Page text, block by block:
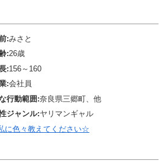
:みさと
:26歳
:156～160
:会社員
行動範囲:奈良県三郷町、他
ジャンル:ヤリマンギャル
に色々教えてください☆